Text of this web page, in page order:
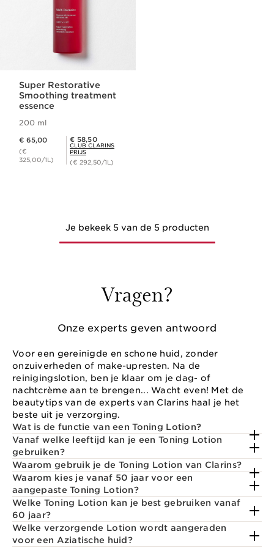
Super Restorative
Smoothing treatment
essence
200 ml
€ 65,00
(€
325,00/1L)
Club Clarins Prijs € 58,50
€ 58,50
CLUB CLARINS
PRIJS
(€ 292,50/1L)
Je bekeek 5 van de 5 producten
Vragen?
Onze experts geven antwoord
Voor een gereinigde en schone huid, zonder
onzuiverheden of make-upresten. Na de
reinigingslotion, ben je klaar om je dag- of
nachtcrème aan te brengen... Wacht even! Met de
beautytips van de experts van Clarins haal je het
beste uit je verzorging.
Wat is de functie van een Toning Lotion?
Vanaf welke leeftijd kan je een Toning Lotion
gebruiken?
Waarom gebruik je de Toning Lotion van Clarins?
Waarom kies je vanaf 50 jaar voor een
aangepaste Toning Lotion?
Welke Toning Lotion kan je best gebruiken vanaf
60 jaar?
Welke verzorgende Lotion wordt aangeraden
voor een Aziatische huid?